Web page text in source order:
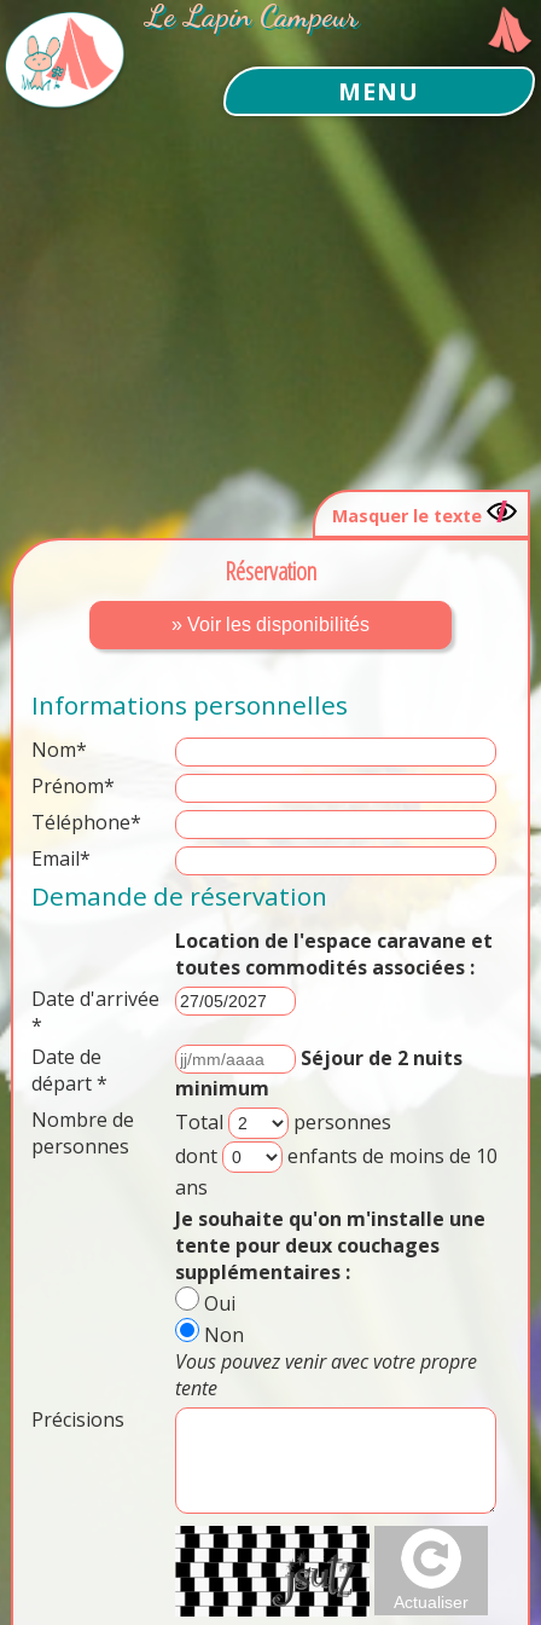
Le Lapin Campeur
MENU
Masquer le texte
Réservation
» Voir les disponibilités
Informations personnelles
Nom*
Prénom*
Téléphone*
Email*
Demande de réservation
Location de l'espace caravane et
toutes commodités associées :
Date d'arrivée
*
Date de
départ *
Séjour de 2 nuits
minimum
Nombre de
personnes
Total
personnes
dont
enfants de moins de 10
ans
Je souhaite qu'on m'installe une
tente pour deux couchages
supplémentaires :
Oui
Non
Vous pouvez venir avec votre propre
tente
Précisions